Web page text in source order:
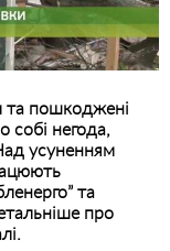
та пошкоджені
собі негода,
усуненням
та
про